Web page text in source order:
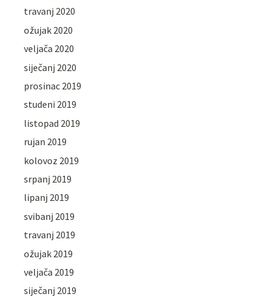
travanj 2020
ožujak 2020
veljača 2020
siječanj 2020
prosinac 2019
studeni 2019
listopad 2019
rujan 2019
kolovoz 2019
srpanj 2019
lipanj 2019
svibanj 2019
travanj 2019
ožujak 2019
veljača 2019
siječanj 2019